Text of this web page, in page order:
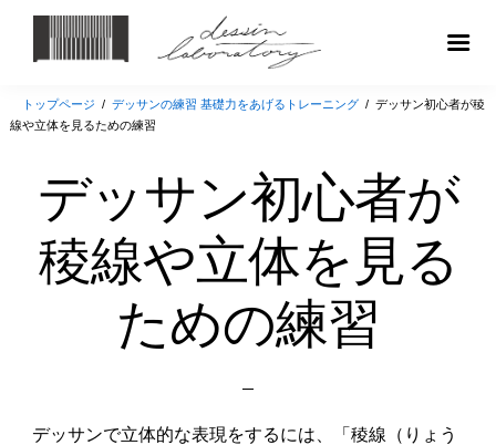
トップページ / デッサンの練習 基礎力をあげるトレーニング/ デッサン初心者が稜
線や立体を見るための練習
デッサン初心者が
稜線や立体を見る
ための練習
デッサンで立体的な表現をするには、「稜線（りょう